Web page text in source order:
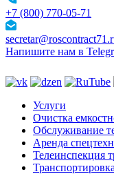
+7 (800) 770-05-71
Напишите нам в
Услуги
Очистка
Обслуживание
Аренда
Телеинспекция